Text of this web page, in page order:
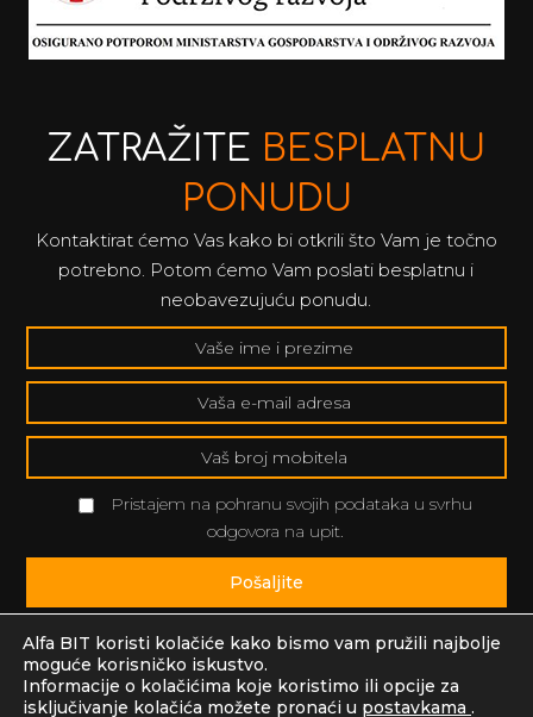
ZATRAŽITE BESPLATNU
PONUDU
Kontaktirat ćemo Vas kako bi otkrili što Vam je točno
potrebno. Potom ćemo Vam poslati besplatnu i
neobavezujuću ponudu.
Pristajem na pohranu svojih podataka u svrhu
odgovora na upit.
Pošaljite
Alfa BIT koristi kolačiće kako bismo vam pružili najbolje
moguće korisničko iskustvo.
Informacije o kolačićima koje koristimo ili opcije za
isključivanje kolačića možete pronaći u postavkama .